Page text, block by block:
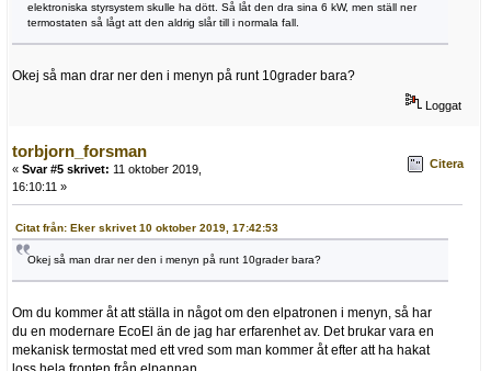
elektroniska styrsystem skulle ha dött. Så låt den dra sina 6 kW, men ställ ner
termostaten så lågt att den aldrig slår till i normala fall.
Okej så man drar ner den i menyn på runt 10grader bara?
Loggat
torbjorn_forsman
« Svar #5 skrivet: 11 oktober 2019,
16:10:11 »
Citera
Citat från: Eker skrivet 10 oktober 2019, 17:42:53
Okej så man drar ner den i menyn på runt 10grader bara?
Om du kommer åt att ställa in något om den elpatronen i menyn, så har
du en modernare EcoEl än de jag har erfarenhet av. Det brukar vara en
mekanisk termostat med ett vred som man kommer åt efter att ha hakat